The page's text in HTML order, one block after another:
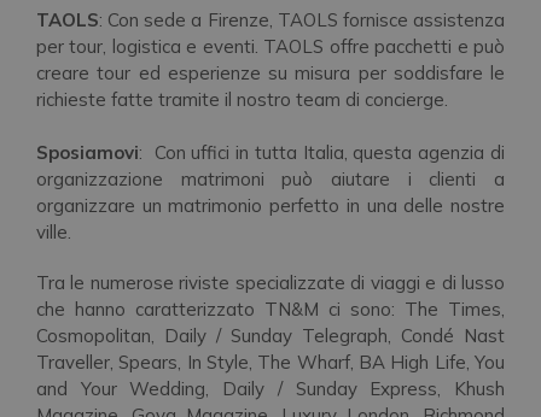
TAOLS: Con sede a Firenze, TAOLS fornisce assistenza
per tour, logistica e eventi. TAOLS offre pacchetti e può
creare tour ed esperienze su misura per soddisfare le
richieste fatte tramite il nostro team di concierge.
Sposiamovi: Con uffici in tutta Italia, questa agenzia di
organizzazione matrimoni può aiutare i clienti a
organizzare un matrimonio perfetto in una delle nostre
ville.
Tra le numerose riviste specializzate di viaggi e di lusso
che hanno caratterizzato TN&M ci sono: The Times,
Cosmopolitan, Daily / Sunday Telegraph, Condé Nast
Traveller, Spears, In Style, The Wharf, BA High Life, You
and Your Wedding, Daily / Sunday Express, Khush